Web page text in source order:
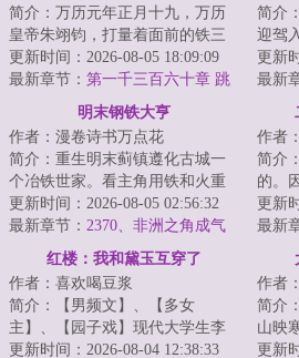
简介：万历元年正月十九，万历
皇帝朱翊钧，打量着面前的铁三
角。第一位盟友面相颇为和善，
她是大明的太后...
更新时间：2026-08-05 18:09:09
最新章节： 第一千三百六十章 跳
出律法外，不在道德中
简介
迎驾
文秀
三王
更新
最新
步为营
明末钢铁大亨
作者：漫卷诗书万点花
简介：重生明末蓟镇遵化古城一
个冶铁世家。看主角用铁和火重
整万里河山。...
更新时间：2026-08-05 02:56:32
最新章节： 2370、非洲之角成气
作者
简介
的。
穿越
任嗝
更新
最新
红楼：我和黛玉互穿了
作者：喜欢喝豆浆
简介：【男频文】、【多女
主】、【园子戏】现代大学生李
宸穿越成为侯府二公子，却又神
更新时间：2026-08-04 12:38:33
作者
简介
山映
间必
更新